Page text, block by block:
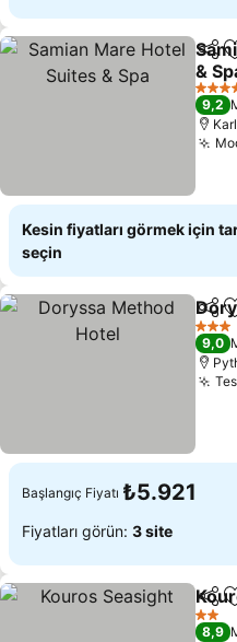
&
4
9,2
Kesin fiyatları görmek için
seçin
3 Yıldız
9,0
Başlangıç Fiyatı ₺5.921
Fiyatları görün: 3 site
2 Yıldız
8,9